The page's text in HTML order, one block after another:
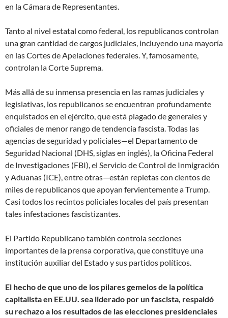
en la Cámara de Representantes.
Tanto al nivel estatal como federal, los republicanos controlan
una gran cantidad de cargos judiciales, incluyendo una mayoría
en las Cortes de Apelaciones federales. Y, famosamente,
controlan la Corte Suprema.
Más allá de su inmensa presencia en las ramas judiciales y
legislativas, los republicanos se encuentran profundamente
enquistados en el ejército, que está plagado de generales y
oficiales de menor rango de tendencia fascista. Todas las
agencias de seguridad y policiales—el Departamento de
Seguridad Nacional (DHS, siglas en inglés), la Oficina Federal
de Investigaciones (FBI), el Servicio de Control de Inmigración
y Aduanas (ICE), entre otras—están repletas con cientos de
miles de republicanos que apoyan fervientemente a Trump.
Casi todos los recintos policiales locales del país presentan
tales infestaciones fascistizantes.
El Partido Republicano también controla secciones
importantes de la prensa corporativa, que constituye una
institución auxiliar del Estado y sus partidos políticos.
El hecho de que uno de los pilares gemelos de la política
capitalista en EE.UU. sea liderado por un fascista, respaldó
su rechazo a los resultados de las elecciones presidenciales